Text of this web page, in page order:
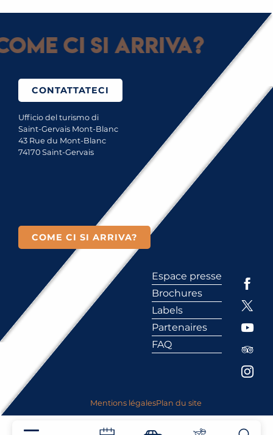
ci si arriva?
CONTATTATECI
Ufficio del turismo di
Saint-Gervais Mont-Blanc
43 Rue du Mont-Blanc
74170 Saint-Gervais
COME CI SI ARRIVA?
Espace presse
Brochures
Labels
Partenaires
FAQ
Mentions légalesPlan du site